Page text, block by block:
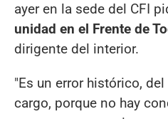
ayer en la sede del CFI
unidad en el Frente de
dirigente del interior.
"Es un error histórico,
cargo, porque no hay